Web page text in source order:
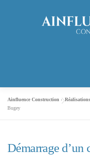
ACCUEIL LA
RÉALISATIONS
Ainfluence Construction »Réalisations
Bugey
Démarrage